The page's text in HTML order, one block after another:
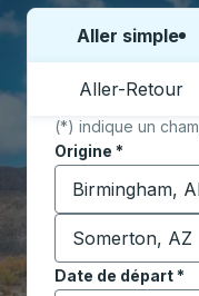
Choisissez un
Aller simple
Aller-Retour
(*) indique un
Origine *
Commencez à
Destination*
Commencez à
Date de départ*
Tapez la date au